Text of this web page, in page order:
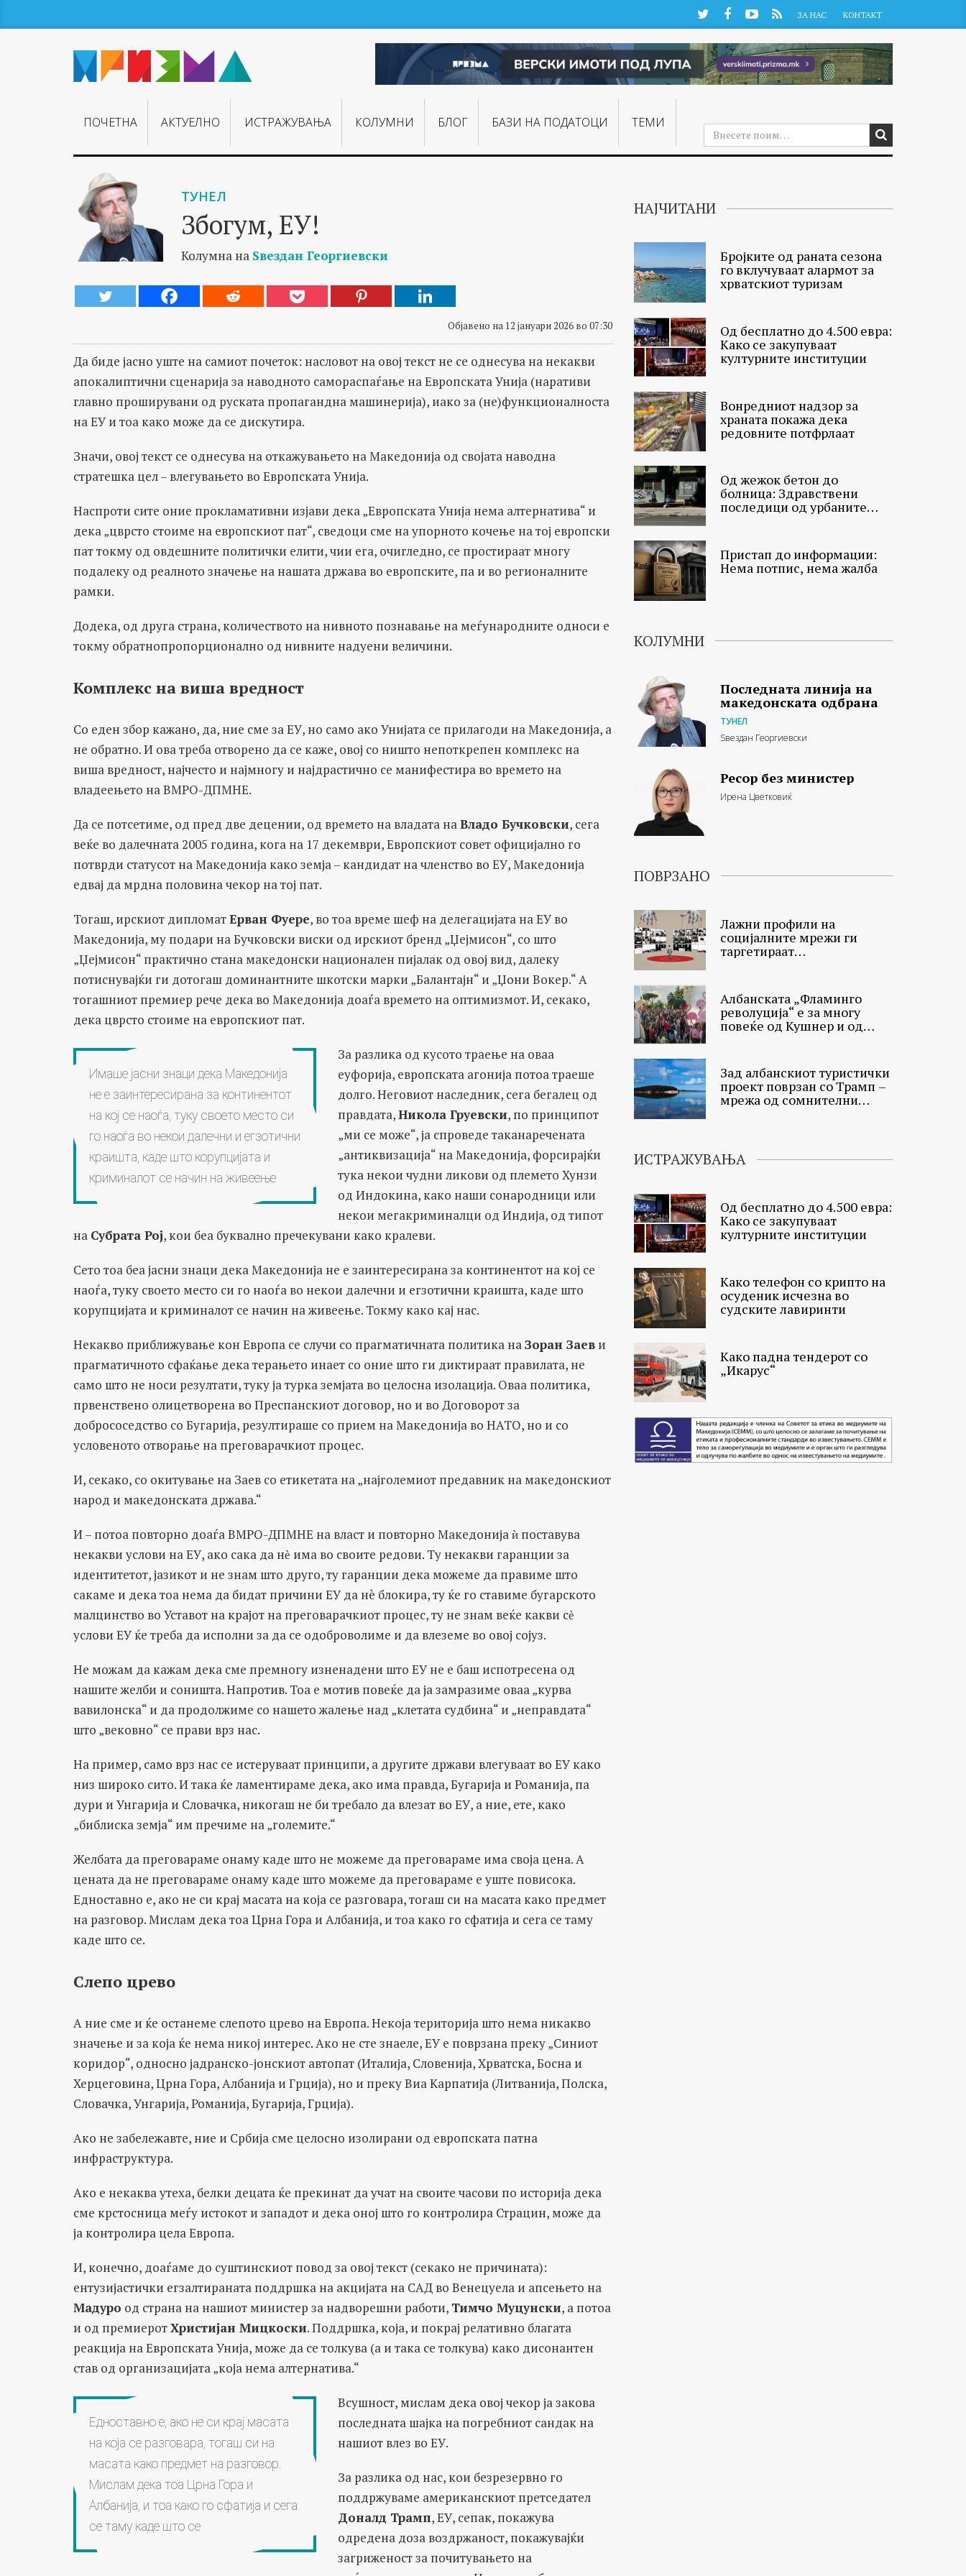
TwitterFacebookYouTube
RSS ЗА НАС КОНТАКТ
ПОЧЕТНА АКТУЕЛНО ИСТРАЖУВАЊA КОЛУМНИ БЛОГ БАЗИ НА ПОДАТОЦИ ТЕМИ
ТУНЕЛ
Збогум, ЕУ!
Колумна на Ѕвездан Георгиевски
Објавено на 12 јануари 2026 во 07:30
Да биде јасно уште на самиот почеток: насловот на овој текст не се однесува на некакви
апокалиптични сценарија за наводното самораспаѓање на Европската Унија (наративи
главно проширувани од руската пропагандна машинерија), иако за (не)функционалноста
на ЕУ и тоа како може да се дискутира.
Значи, овој текст се однесува на откажувањето на Македонија од својата наводна
стратешка цел – влегувањето во Европската Унија.
Наспроти сите оние прокламативни изјави дека „Европската Унија нема алтернатива“ и
дека „цврсто стоиме на европскиот пат“, сведоци сме на упорното кочење на тој европски
пат токму од овдешните политички елити, чии ега, очигледно, се простираат многу
подалеку од реалното значење на нашата држава во европските, па и во регионалните
рамки.
Додека, од друга страна, количеството на нивното познавање на меѓународните односи е
токму обратнопропорционално од нивните надуени величини.
Комплекс на виша вредност
Со еден збор кажано, да, ние сме за ЕУ, но само ако Унијата се прилагоди на Македонија, а
не обратно. И ова треба отворено да се каже, овој со ништо непоткрепен комплекс на
виша вредност, најчесто и најмногу и најдрастично се манифестира во времето на
владеењето на ВМРО-ДПМНЕ.
Да се потсетиме, од пред две децении, од времето на владата наВладо Бучковски, сега
веќе во далечната 2005 година, кога на 17 декември, Европскиот совет официјално го
потврди статусот на Македонија како земја – кандидат на членство во ЕУ, Македонија
едвај да мрдна половина чекор на тој пат.
Тогаш, ирскиот дипломатЕрван Фуере, во тоа време шеф на делегацијата на ЕУ во
Македонија, му подари на Бучковски виски од ирскиот бренд „Џејмисон“, со што
„Џејмисон“ практично стана македонски национален пијалак од овој вид, далеку
потиснувајќи ги дотогаш доминантните шкотски марки „Балантајн“ и „Џони Вокер.“ А
тогашниот премиер рече дека во Македонија доаѓа времето на оптимизмот. И, секако,
дека цврсто стоиме на европскиот пат.
Имаше јасни знаци дека Македонија
не е заинтересирана за континентот
на кој се наоѓа, туку своето место си
го наоѓа во некои далечни и егзотични
краишта, каде што корупцијата и
криминалот се начин на живеење
За разлика од кусото траење на оваа
еуфорија, европската агонија потоа траеше
долго. Неговиот наследник, сега бегалец од
правдата,Никола Груевски, по принципот
„ми се може“, ја спроведе таканаречената
„антиквизација“ на Македонија, форсирајќи
тука некои чудни ликови од племето Хунзи
од Индокина, како наши сонародници или
некои мегакриминалци од Индија, од типот
на Субрата Рој, кои беа буквално пречекувани како кралеви.
Сето тоа беа јасни знаци дека Македонија не е заинтересирана за континентот на кој се
наоѓа, туку своето место си го наоѓа во некои далечни и егзотични краишта, каде што
корупцијата и криминалот се начин на живеење. Токму како кај нас.
Некакво приближување кон Европа се случи со прагматичната политика наЗоран Заев и
прагматичното сфаќање дека терањето инает со оние што ги диктираат правилата, не
само што не носи резултати, туку ја турка земјата во целосна изолација. Оваа политика,
првенствено олицетворена во Преспанскиот договор, но и во Договорот за
добрососедство со Бугарија, резултираше со прием на Македонија во НАТО, но и со
условеното отворање на преговарачкиот процес.
И, секако, со окитување на Заев со етикетата на „најголемиот предавник на македонскиот
народ и македонската држава.“
И – потоа повторно доаѓа ВМРО-ДПМНЕ на власт и повторно Македонија ѝ поставува
некакви услови на ЕУ, ако сака да нѐ има во своите редови. Ту некакви гаранции за
идентитетот, јазикот и не знам што друго, ту гаранции дека можеме да правиме што
сакаме и дека тоа нема да бидат причини ЕУ да нè блокира, ту ќе го ставиме бугарското
малцинство во Уставот на крајот на преговарачкиот процес, ту не знам веќе какви сѐ
услови ЕУ ќе треба да исполни за да се одоброволиме и да влеземе во овој сојуз.
Не можам да кажам дека сме премногу изненадени што ЕУ не е баш испотресена од
нашите желби и соништа. Напротив. Тоа е мотив повеќе да ја замразиме оваа „курва
вавилонска“ и да продолжиме со нашето жалење над „клетата судбина“ и „неправдата“
што „вековно“ се прави врз нас.
На пример, само врз нас се истеруваат принципи, а другите држави влегуваат во ЕУ како
низ широко сито. И така ќе ламентираме дека, ако има правда, Бугарија и Романија, па
дури и Унгарија и Словачка, никогаш не би требало да влезат во ЕУ, а ние, ете, како
„библиска земја“ им пречиме на „големите.“
Желбата да преговараме онаму каде што не можеме да преговараме има своја цена. А
цената да не преговараме онаму каде што можеме да преговараме е уште повисока.
Едноставно е, ако не си крај масата на која се разговара, тогаш си на масата како предмет
на разговор. Мислам дека тоа Црна Гора и Албанија, и тоа како го сфатија и сега се таму
каде што се.
Слепо црево
А ние сме и ќе останеме слепото црево на Европа. Некоја територија што нема никакво
значење и за која ќе нема никој интерес. Ако не сте знаеле, ЕУ е поврзана преку „Синиот
коридор“, односно јадранско-јонскиот автопат (Италија, Словенија, Хрватска, Босна и
Херцеговина, Црна Гора, Албанија и Грција), но и преку Виа Карпатија (Литванија, Полска,
Словачка, Унгарија, Романија, Бугарија, Грција).
Ако не забележавте, ние и Србија сме целосно изолирани од европската патна
инфраструктура.
Ако е некаква утеха, белки децата ќе прекинат да учат на своите часови по историја дека
сме крстосница меѓу истокот и западот и дека оној што го контролира Страцин, може да
ја контролира цела Европа.
И, конечно, доаѓаме до суштинскиот повод за овој текст (секако не причината):
ентузијастички егзалтираната поддршка на акцијата на САД во Венецуела и апсењето на
Мадуро од страна на нашиот министер за надворешни работи, Тимчо Муцунски, а потоа
и од премиеротХристијан Мицкоски. Поддршка, која, и покрај релативно благата
реакција на Европската Унија, може да се толкува (а и така се толкува) како дисонантен
став од организацијата „која нема алтернатива.“
Едноставно е, ако не си крај масата
на која се разговара, тогаш си на
масата како предмет на разговор.
Мислам дека тоа Црна Гора и
Албанија, и тоа како го сфатија и сега
се таму каде што се
Всушност, мислам дека овој чекор ја закова
последната шајка на погребниот сандак на
нашиот влез во ЕУ.
За разлика од нас, кои безрезервно го
поддржуваме американскиот претседател
Доналд Трамп, ЕУ, сепак, покажува
одредена доза воздржаност, покажувајќи
загриженост за почитувањето на
НАЈЧИТАНИ
Бројките од раната сезона
го вклучуваат алармот за
хрватскиот туризам
Од бесплатно до 4.500 евра:
Како се закупуваат
културните институции
Вонредниот надзор за
храната покажа дека
редовните потфрлаат
Од жежок бетон до
болница: Здравствени
последици од урбаните
Пристап до информации:
Нема потпис, нема жалба
КОЛУМНИ
Последната линија на
македонската одбрана
ТУНЕЛ
Ѕвездан Георгиевски
Ресор без министер
Ирена Цветковиќ
ПОВРЗАНО
Лажни профили на
социјалните мрежи ги
таргетираат
Албанската „Фламинго
револуција“ е за многу
повеќе од Кушнер и од
Зад албанскиот туристички
проект поврзан со Трамп –
мрежа од сомнителни
ИСТРАЖУВАЊА
Од бесплатно до 4.500 евра:
Како се закупуваат
културните институции
Како телефон со крипто на
осуденик исчезна во
судските лавиринти
Како падна тендерот со
„Икарус“